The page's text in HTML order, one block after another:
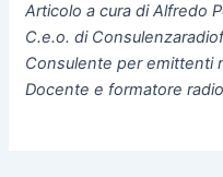
Articolo a cura di Alfredo
C.e.o. di
Consulente per emittenti
Docente e formatore